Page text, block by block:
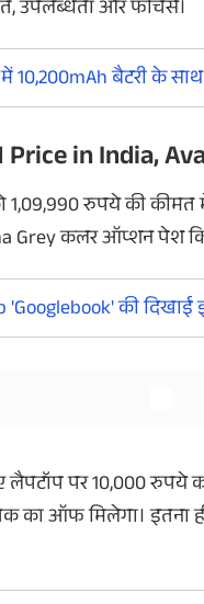
उपलब्धता और फीचर्स।
10,200mAh बैटरी के
Price in India,
1,09,990 रुपये की
Grey कलर ऑप्शन पेश
'Googlebook' की
लैपटॉप पर 10,000
का ऑफ मिलेगा। इतना
और देखें